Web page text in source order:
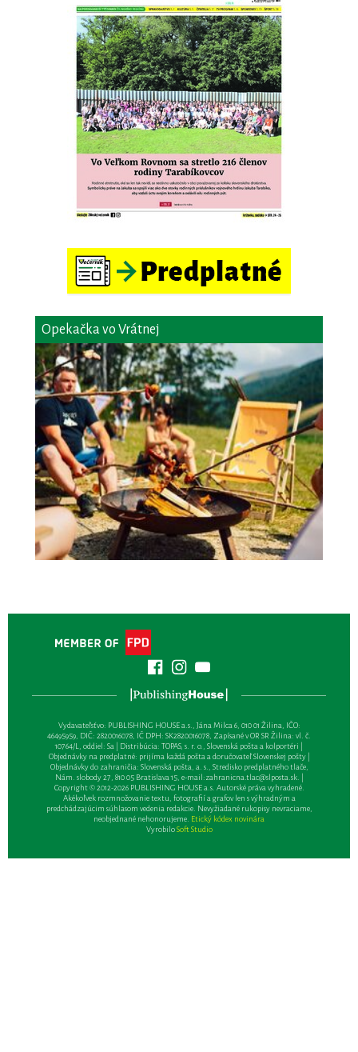
Opekačka vo Vrátnej
Vydavateľsťvo: PUBLISHING HOUSE a.s., Jána Milca 6, 010 01 Žilina, IČO:
46495959, DIČ: 2820016078, IČ DPH: SK2820016078, Zapísané v OR SR Žilina: vl. č.
10764/L, oddiel: Sa | Distribúcia: TOPAS, s. r. o., Slovenská pošta a kolportéri |
Objednávky na predplatné: prijíma každá pošta a doručovateľ Slovenskej pošty |
Objednávky do zahraničia: Slovenská pošta, a. s., Stredisko predplatného tlače,
Nám. slobody 27, 810 05 Bratislava 15, e-mail:zahranicna.tlac@slposta.sk. |
Copyright © 2012-2026 PUBLISHING HOUSE a.s. Autorské práva vyhradené.
Akékoľvek rozmnožovanie textu, fotografií a grafov len s výhradným a
predchádzajúcim súhlasom vedenia redakcie. Nevyžiadané rukopisy nevraciame,
neobjednané nehonorujeme. Etický kódex novinára
VyrobiloSoft Studio